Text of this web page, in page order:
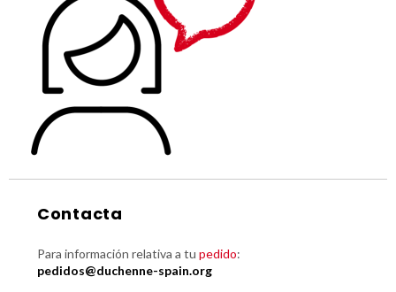
Contacta
Para información relativa a tu pedido:
pedidos@duchenne-spain.org